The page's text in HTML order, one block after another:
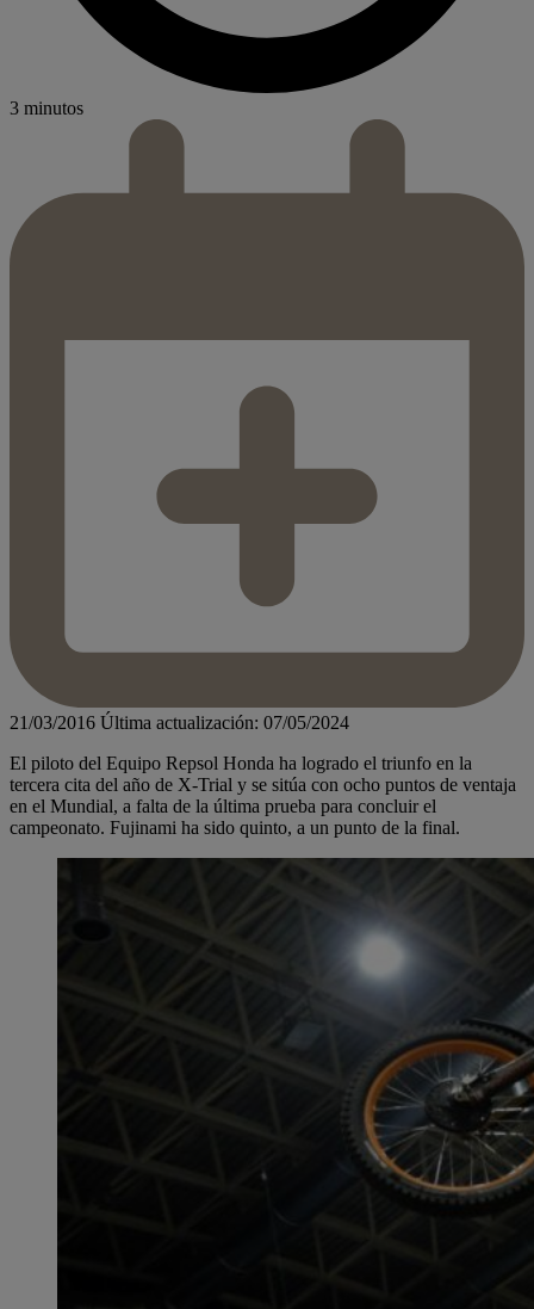
3 minutos
21/03/2016 Última actualización: 07/05/2024
El piloto del Equipo Repsol Honda ha logrado el triunfo en la
tercera cita del año de X-Trial y se sitúa con ocho puntos de ventaja
en el Mundial, a falta de la última prueba para concluir el
campeonato. Fujinami ha sido quinto, a un punto de la final.